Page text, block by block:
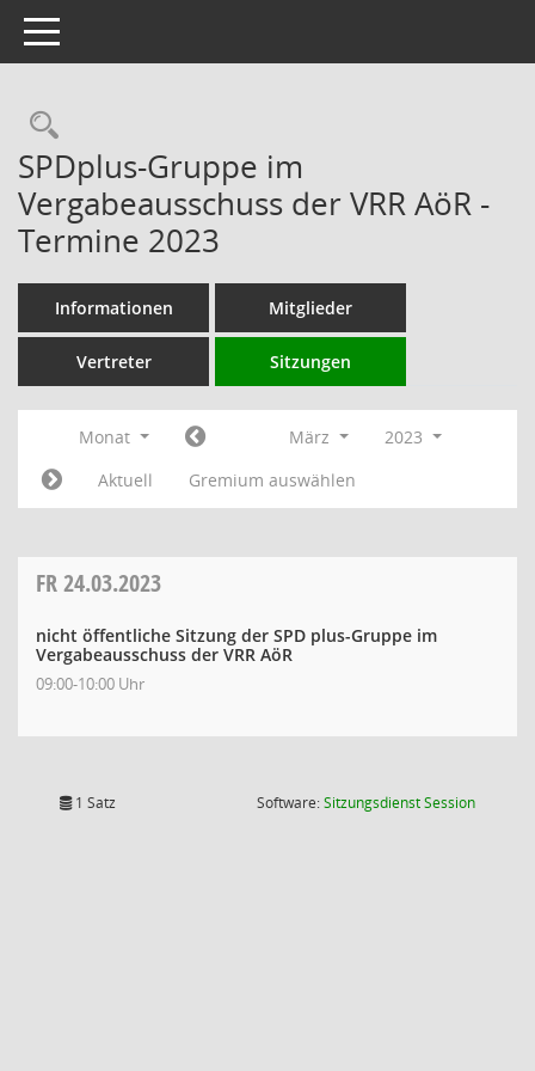
Toggle navigation
Rechercheauswahl
SPDplus-Gruppe im
Vergabeausschuss der VRR AöR -
Termine 2023
Informationen Mitglieder
Vertreter Sitzungen
Monat März
2023
Aktuell
Gremium auswählen
FR24.03.2023
nicht öffentliche Sitzung der SPD plus-Gruppe im
Vergabeausschuss der VRR AöR
09:00-10:00 Uhr
1 Satz Software:SitzungsdienstSession(Wird in